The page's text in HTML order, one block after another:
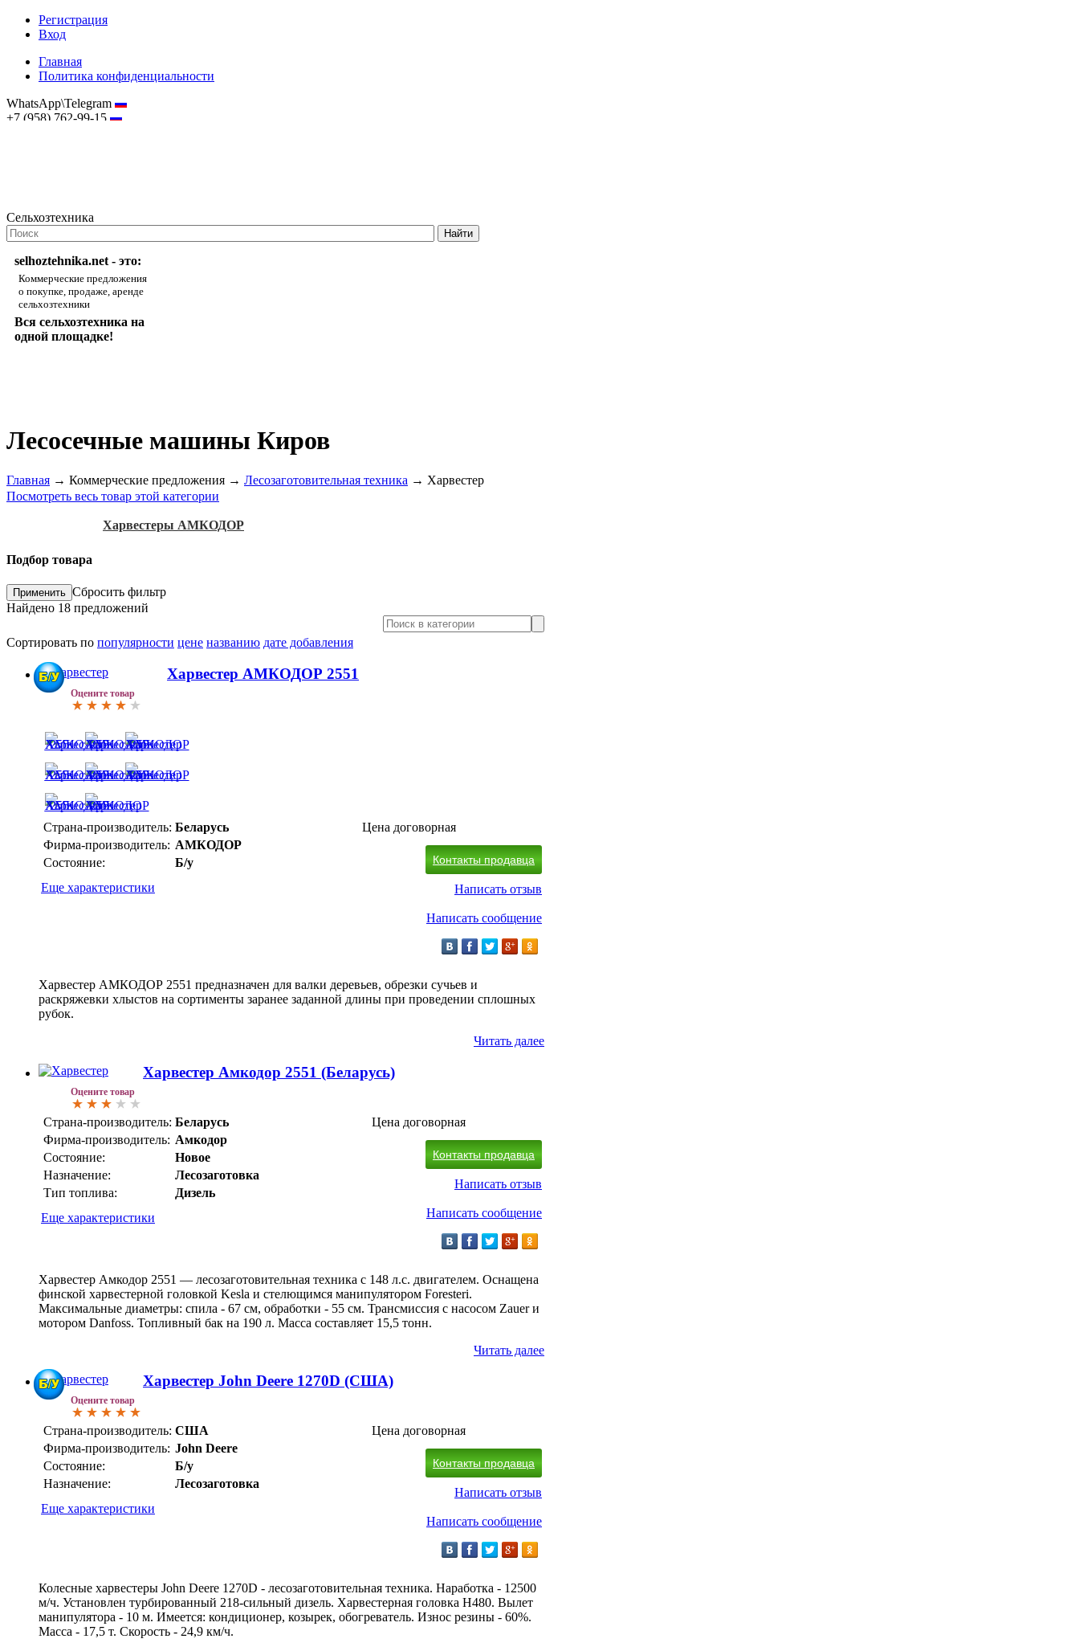
Регистрация
Вход
Главная
Политика конфиденциальности
WhatsApp\Telegram
+7 (958) 762-99-15
Сельхозтехника
selhoztehnika.net - это:
Коммерческие предложения
о покупке, продаже, аренде
сельхозтехники
Вся сельхозтехника на
одной площадке!
Лесосечные машины Киров
Главная → Коммерческие предложения → Лесозаготовительная техника → Харвестер
Посмотреть весь товар этой категории
Харвестеры АМКОДОР
Подбор товара
Сбросить фильтр
Найдено 18 предложений
Сортировать по популярности цене названию дате добавления
Оцените товар
Харвестер АМКОДОР 2551
Страна-производитель: Беларусь
Фирма-производитель: АМКОДОР
Состояние:
Б/у
Еще характеристики
Цена договорная
Контакты продавца
Написать отзыв
Написать сообщение
Харвестер АМКОДОР 2551 предназначен для валки деревьев, обрезки сучьев и
раскряжевки хлыстов на сортименты заранее заданной длины при проведении сплошных
рубок.
Читать далее
Оцените товар
Харвестер Амкодор 2551 (Беларусь)
Страна-производитель: Беларусь
Фирма-производитель: Амкодор
Состояние:
Новое
Назначение:
Лесозаготовка
Тип топлива:
Дизель
Еще характеристики
Цена договорная
Контакты продавца
Написать отзыв
Написать сообщение
Харвестер Амкодор 2551 — лесозаготовительная техника c 148 л.с. двигателем. Оснащена
финской харвестерной головкой Kesla и стелющимся манипулятором Foresteri.
Максимальные диаметры: спила - 67 см, обработки - 55 см. Трансмиссия с насосом Zauer и
мотором Danfoss. Топливный бак на 190 л. Масса составляет 15,5 тонн.
Читать далее
Оцените товар
Харвестер John Deere 1270D (США)
Страна-производитель: США
Фирма-производитель: John Deere
Состояние:
Б/у
Назначение:
Лесозаготовка
Еще характеристики
Цена договорная
Контакты продавца
Написать отзыв
Написать сообщение
Колесные харвестеры John Deere 1270D - лесозаготовительная техника. Наработка - 12500
м/ч. Установлен турбированный 218-сильный дизель. Харвестерная головка H480. Вылет
манипулятора - 10 м. Имеется: кондиционер, козырек, обогреватель. Износ резины - 60%.
Масса - 17,5 т. Скорость - 24,9 км/ч.